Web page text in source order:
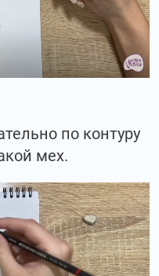
по контуру
мех.